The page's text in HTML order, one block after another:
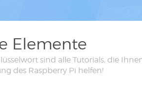
Elemente
sind alle Tutorials, die
des Raspberry Pi helfen!